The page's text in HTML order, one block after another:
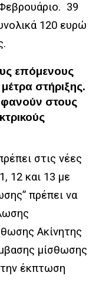
39
120 ευρώ
επόμενους
στήριξης.
φανούν στους
στις νέες
12 και 13 με
πρέπει να
Ακίνητης
μίσθωσης
την έκπτωση